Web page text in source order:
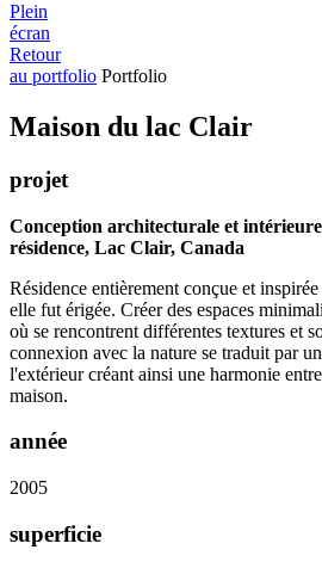
Plein
écran
Retour
au portfolio Portfolio
Mai­son du lac Clair
projet
Conception architecturale et intérieure
résidence, Lac Clair, Canada
Résidence entièrement conçue et
elle fut érigée. Créer des espaces
où se rencontrent différentes textures et
connexion avec la nature se traduit par
l'extérieur créant ainsi une harmonie
maison.
année
2005
superficie